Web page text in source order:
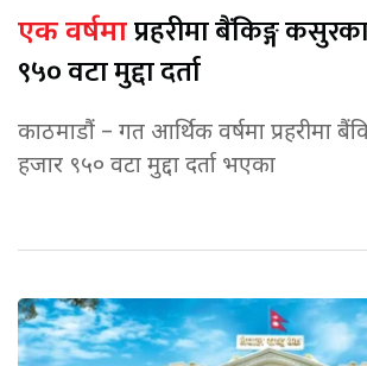
एक वर्षमाप्रहरीमा बैंकिङ्ग
९५० वटा मुद्दा दर्ता
काठमाडौं – गत आर्थिक वर्षमा प्रहरीमा
हजार ९५० वटा मुद्दा दर्ता भएका